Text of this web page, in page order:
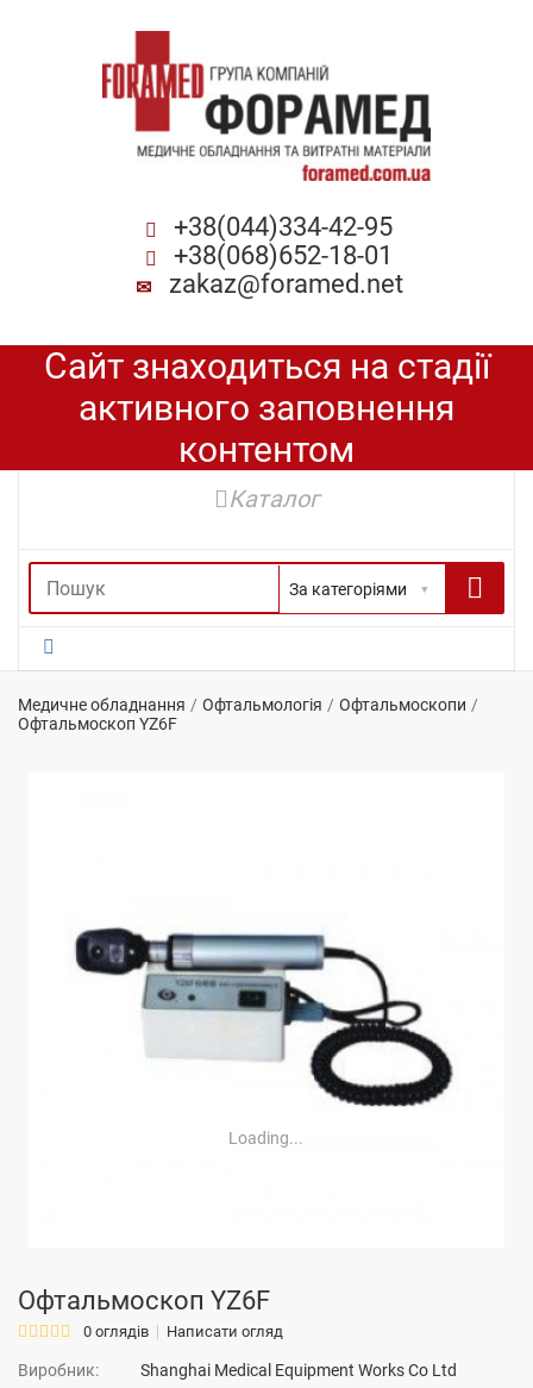
+38(044)334-42-95
+38(068)652-18-01
zakaz@foramed.net
Сайт знаходиться на стадії
активного заповнення
контентом
Каталог
Медичне обладнання Офтальмологія
Офтальмоскопи
Офтальмоскоп YZ6F
Loading...
Офтальмоскоп YZ6F
0 оглядів Написати огляд
Виробник:
Shanghai Medical Equipment Works Co Ltd